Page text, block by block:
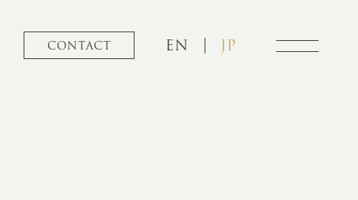
CONTACT EN JP